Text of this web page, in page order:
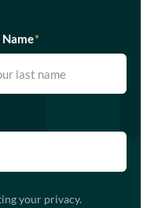
Name*
your privacy.